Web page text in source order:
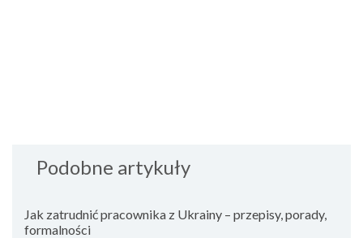
Podobne artykuły
Jak zatrudnić pracownika z Ukrainy – przepisy, porady,
formalności